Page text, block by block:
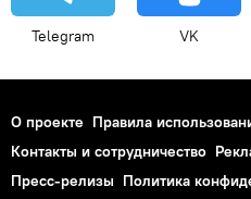
Telegram VK
О проекте Правила
Контакты и сотрудничество
Пресс-релизы Политика